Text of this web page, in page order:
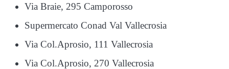
Via Braie, 295 Camporosso
Supermercato Conad Val Vallecrosia
Via Col.Aprosio, 111 Vallecrosia
Via Col.Aprosio, 270 Vallecrosia